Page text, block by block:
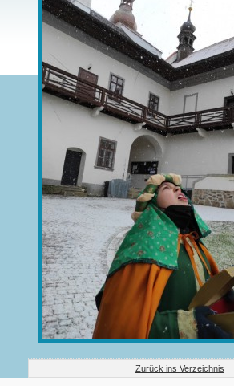
Zurück ins Verzeichnis